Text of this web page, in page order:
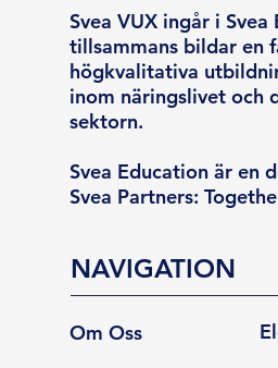
Svea VUX ingår i
tillsammans bildar en
högkvalitativa
inom näringslivet och
sektorn.
Svea Education är en
Svea Partners:
NAVIGATION
Om Oss